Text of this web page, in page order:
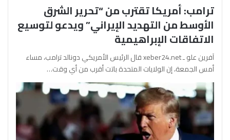
ترامب: أمريكا تقترب من “تحرير الشرق
الأوسط من التهديد الإيراني” ويدعو لتوسيع
الاتفاقات الإبراهيمية
آفرين علو ـ xeber24.net قال الرئيس الأمريكي دونالد ترامب، مساء
أمس الجمعة، إن الولايات المتحدة باتت أقرب من أي وقت…